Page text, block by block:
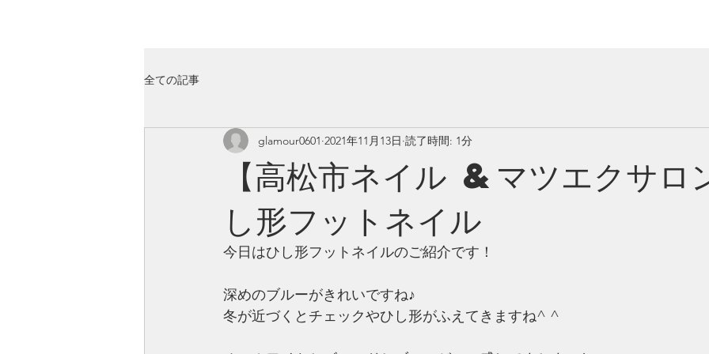
全ての記事
【高松市ネイル &マツエクサロ
し形フットネイル
glamour0601 2021年11月13日 読了時間: 1分
今日はひし形フットネイルのご紹介です！
深めのブルーがきれいですね♪
冬が近づくとチェックやひし形がふえてきますね^ ^